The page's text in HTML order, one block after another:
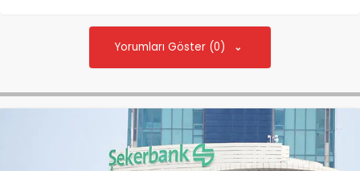
Yorumları Göster (0)